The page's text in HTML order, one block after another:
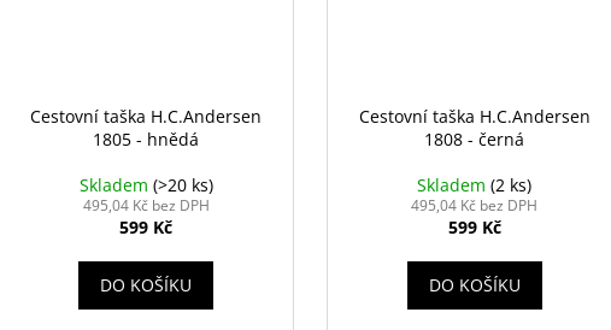
Cestovní taška H.C.Andersen
1805 - hnědá
Skladem (>20 ks)
495,04 Kč bez DPH
599 Kč
DO KOŠÍKU
Cestovní taška H.C.Andersen
1808 - černá
Skladem(2 ks)
495,04 Kč bez DPH
599 Kč
DO KOŠÍKU